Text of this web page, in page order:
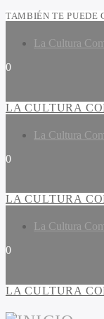
TAMBIÉN TE PUEDE
La Cultura
0
LA CULTURA
La Cultura
0
LA CULTURA
La Cultura
0
LA CULTURA